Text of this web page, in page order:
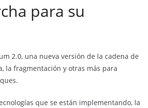
para su
2.0, una nueva versión de la cadena de
la fragmentación y otras más para
que se están implementando, la